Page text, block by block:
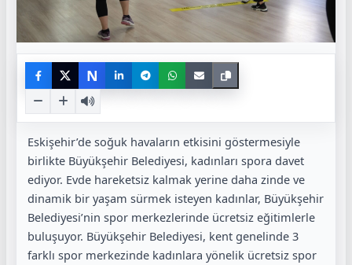
N
Eskişehir’de soğuk havaların etkisini göstermesiyle
birlikte Büyükşehir Belediyesi, kadınları spora davet
ediyor. Evde hareketsiz kalmak yerine daha zinde ve
dinamik bir yaşam sürmek isteyen kadınlar, Büyükşehir
Belediyesi’nin spor merkezlerinde ücretsiz eğitimlerle
buluşuyor. Büyükşehir Belediyesi, kent genelinde 3
farklı spor merkezinde kadınlara yönelik ücretsiz spor